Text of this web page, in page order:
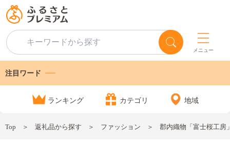
メニュー
注目ワード
ランキング カテゴリ 地域
Top 返礼品から探す ファッション 郡内織物「富士桜工房